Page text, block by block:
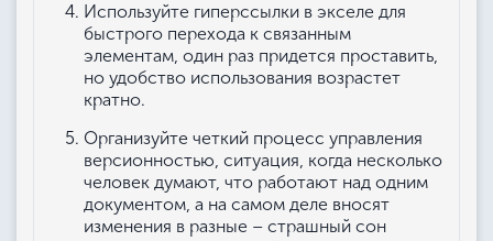
Используйте гиперссылки в экселе для
быстрого перехода к связанным
элементам, один раз придется проставить,
но удобство использования возрастет
кратно.
Организуйте четкий процесс управления
версионностью, ситуация, когда несколько
человек думают, что работают над одним
документом, а на самом деле вносят
изменения в разные – страшный сон